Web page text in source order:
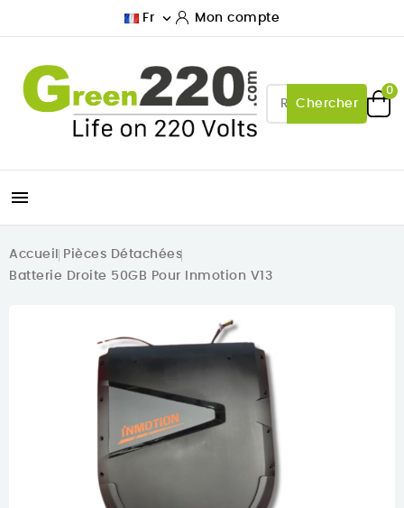
Fr  Mon compte
Chercher
0

Accueil
Pièces Détachées
Batterie Droite 50GB Pour Inmotion V13